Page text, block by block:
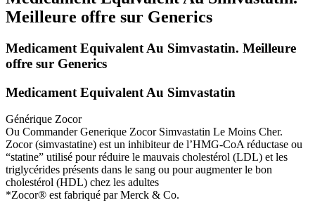
Meilleure offre sur Generics
Medicament Equivalent Au Simvastatin. Meilleure
offre sur Generics
Medicament Equivalent Au Simvastatin
Générique Zocor
Ou Commander Generique Zocor Simvastatin Le Moins Cher.
Zocor (simvastatine) est un inhibiteur de l’HMG-CoA réductase ou
“statine” utilisé pour réduire le mauvais cholestérol (LDL) et les
triglycérides présents dans le sang ou pour augmenter le bon
cholestérol (HDL) chez les adultes
*Zocor® est fabriqué par Merck & Co.